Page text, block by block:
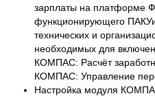
зарплаты на платформе
функционирующего
технических и
необходимых для
КОМПАС: Расчёт
КОМПАС: Управление
Настройка модуля